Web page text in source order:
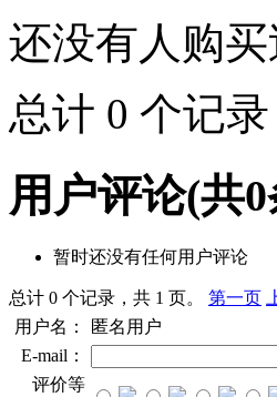
还没有人购
总计 0 个记
用户评论(共0
暂时还没有任何用户评论
总计 0 个记录，共 1 页。 第一页
用户名：
匿名用户
E-mail：
评价等